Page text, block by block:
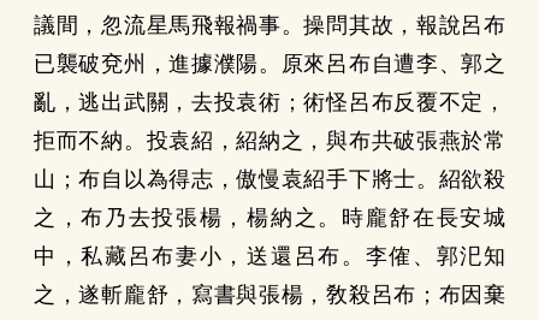
議間，忽流星馬飛報禍事。操問其故，報說呂布
已襲破兗州，進據濮陽。原來呂布自遭李、郭之
亂，逃出武關，去投袁術；術怪呂布反覆不定，
拒而不納。投袁紹，紹納之，與布共破張燕於常
山；布自以為得志，傲慢袁紹手下將士。紹欲殺
之，布乃去投張楊，楊納之。時龐舒在長安城
中，私藏呂布妻小，送還呂布。李傕、郭汜知
之，遂斬龐舒，寫書與張楊，敎殺呂布；布因棄